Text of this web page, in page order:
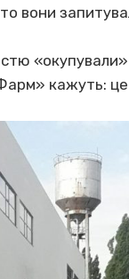
вони
кажуть: